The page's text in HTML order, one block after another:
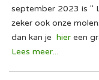
september 2023 is "
zeker ook onze
dan kan je hier een
Lees meer...